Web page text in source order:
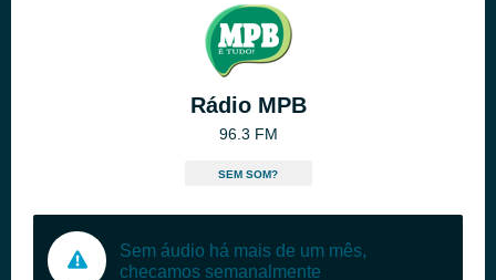
Rádio MPB
96.3 FM
SEM SOM?
Sem áudio há mais de um mês,
checamos semanalmente